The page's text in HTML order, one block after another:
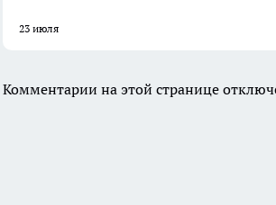
23 июля
Комментарии на этой странице